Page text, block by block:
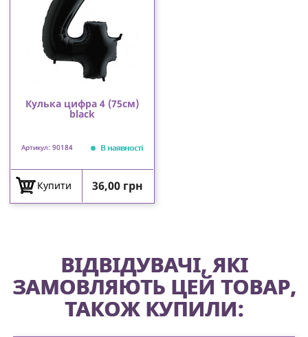
Кулька цифра 4 (75см)
black
Артикул: 90184 В наявності
Купити Ціна
36,00 грн
ВІДВІДУВАЧІ, ЯКІ
ЗАМОВЛЯЮТЬ ЦЕЙ ТОВАР,
ТАКОЖ КУПИЛИ: